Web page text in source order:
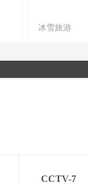
冰雪旅游
CCTV-7